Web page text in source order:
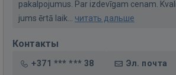
pakalpojumus. Par izdevīgam cenam.
jums ērtā laik... читать дальше
Контакты
+371 *** *** 38 Эл. почта